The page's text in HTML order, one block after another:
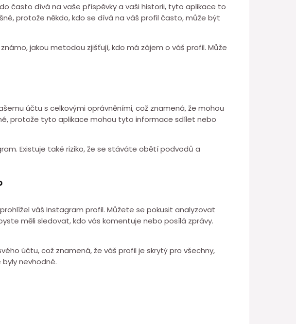
často dívá na vaše příspěvky a vaši historii, tyto aplikace to
protože někdo, kdo se dívá na váš profil často, může být
jakou metodou zjišťují, kdo má zájem o váš profil. Může
účtu s celkovými oprávněními, což znamená, že mohou
protože tyto aplikace mohou tyto informace sdílet nebo
Existuje také riziko, že se stáváte obětí podvodů a
váš Instagram profil. Můžete se pokusit analyzovat
měli sledovat, kdo vás komentuje nebo posílá zprávy.
účtu, což znamená, že váš profil je skrytý pro všechny,
nevhodné.